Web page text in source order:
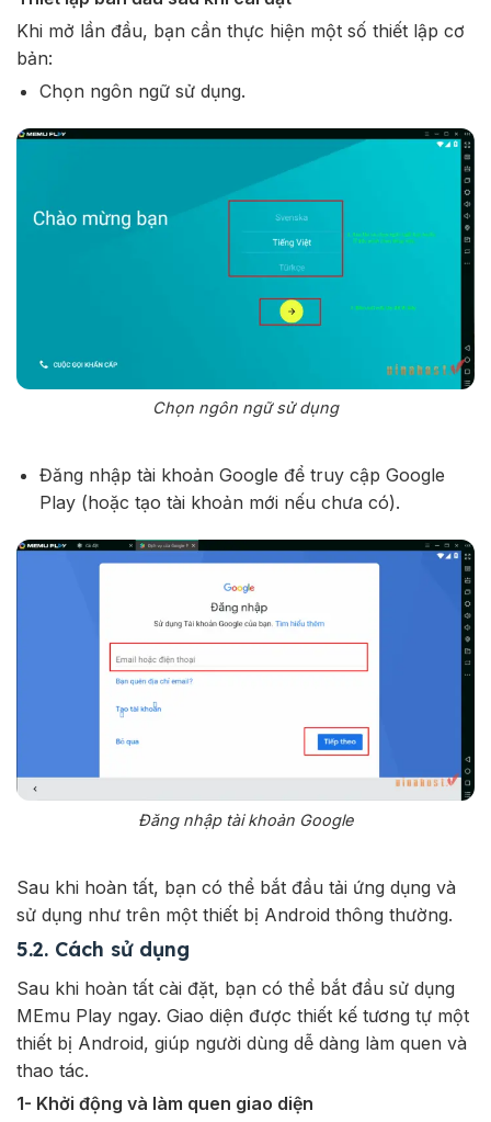
Khi mở lần đầu, bạn cần thực hiện một số thiết lập cơ
bản:
Chọn ngôn ngữ sử dụng.
Chọn ngôn ngữ sử dụng
Đăng nhập tài khoản Google để truy cập Google
Play (hoặc tạo tài khoản mới nếu chưa có).
Đăng nhập tài khoản Google
Sau khi hoàn tất, bạn có thể bắt đầu tải ứng dụng và
sử dụng như trên một thiết bị Android thông thường.
5.2. Cách sử dụng
Sau khi hoàn tất cài đặt, bạn có thể bắt đầu sử dụng
MEmu Play ngay. Giao diện được thiết kế tương tự một
thiết bị Android, giúp người dùng dễ dàng làm quen và
thao tác.
1- Khởi động và làm quen giao diện